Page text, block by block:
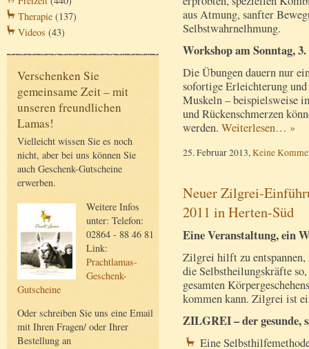
Therapie (137)
Videos (43)
Verschenken Sie
gemeinsame Zeit – mit
unseren freundlichen
Lamas!
Vielleicht wissen Sie es noch
nicht, aber bei uns können Sie
auch Geschenk-Gutscheine
erwerben.
Weitere Infos
unter: Telefon:
02864 - 88 46 81
Link:
Prachtlamas-
Geschenk-
Gutscheine
Oder schreiben Sie uns eine Email
mit Ihren Fragen/ oder Ihrer
Bestellung an
aus Atmung, sanfter
Selbstwahrnelhmung.
Workshop am Sonntag,
Die Übungen dauern nur
sofortige Erleichterung und
Muskeln – beispielsweise
und Rückenschmerzen
werden. Weiterlesen… »
25. Februar 2013, Keine
Neuer Zilgrei-
2011 in Herten-Süd
Eine Veranstaltung, ein
Zilgrei hilft zu
die Selbstheilungskräfte
gesamten
kommen kann. Zilgrei ist
ZILGREI – der gesunde,
Eine